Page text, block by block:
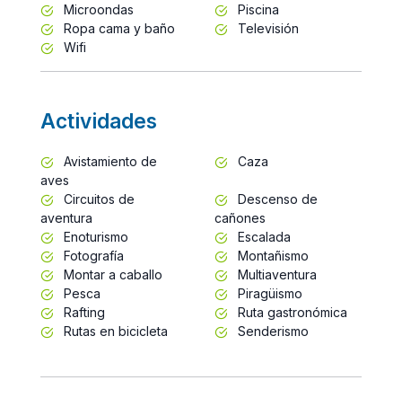
Microondas
Piscina
Ropa cama y baño
Televisión
Wifi
Actividades
Avistamiento de
aves
Caza
Circuitos de
aventura
Descenso de
cañones
Enoturismo
Escalada
Fotografía
Montañismo
Montar a caballo
Multiaventura
Pesca
Piragüismo
Rafting
Ruta gastronómica
Rutas en bicicleta
Senderismo